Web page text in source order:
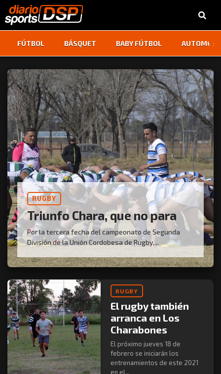
FÚTBOL BÁSQUET BABY FÚTBOL ‹ ›
RUGBY
Triunfo Chara, que no para
Por la tercera fecha del campeonato de Segunda
División de la Unión Cordobesa de Rugby,...
RUGBY
El rugby también
arranca en Los
Charabones
El próximo jueves 18 de
febrero se iniciarán los
entrenamientos de este 2021
en el...